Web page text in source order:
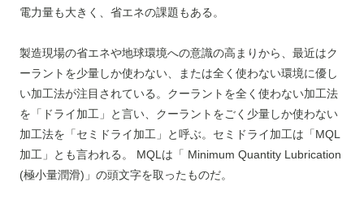
電力量も大きく、省エネの課題もある。
製造現場の省エネや地球環境への意識の高まりから、最近はク
ーラントを少量しか使わない、または全く使わない環境に優し
い加工法が注目されている。クーラントを全く使わない加工法
を「ドライ加工」と言い、クーラントをごく少量しか使わない
加工法を「セミドライ加工」と呼ぶ。セミドライ加工は「MQL
加工」とも言われる。 MQLは「 Minimum Quantity Lubrication
(極小量潤滑)」の頭文字を取ったものだ。